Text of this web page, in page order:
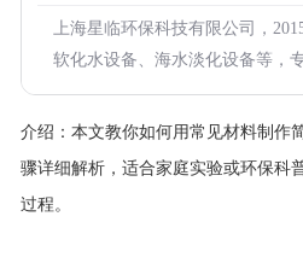
上海星临环保科技有限公司，
软化水设备、海水淡化设备等，
介绍： 本文教你如何用常见材料制作
骤详细解析，适合家庭实验或环保科
过程。